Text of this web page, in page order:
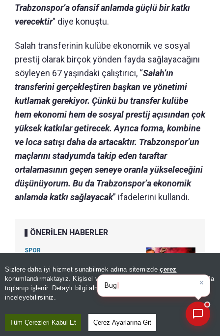
Sizlere daha iyi hizmet sunabilmek adına sitemizdeçerez
konumlandırmaktayız. Kişisel verileriniz, KVKK ve GDPR kapsamında
toplanıp işlenir. Detaylı bilgi almak için
inceleyebilirsiniz.
Tüm Çerezleri Kabul Et Çerez Ayarlarına Git
Trabzonspor’a ofansif anlamda güçlü bir katkı
verecektir" diye konuştu.
Salah transferinin kulübe ekonomik ve sosyal
prestij olarak birçok yönden fayda sağlayacağını
söyleyen 67 yaşındaki çalıştırıcı, “Salah’ın
transferini gerçekleştiren başkan ve yönetimi
kutlamak gerekiyor. Çünkü bu transfer kulübe
hem ekonomi hem de sosyal prestij açısından çok
yüksek katkılar getirecek. Ayrıca forma, kombine
ve loca satışı daha da artacaktır. Trabzonspor’un
maçlarını stadyumda takip eden taraftar
ortalamasının geçen seneye oranla yükseleceğini
düşünüyorum. Bu da Trabzonspor’a ekonomik
anlamda katkı sağlayacak” ifadelerini kullandı.
ÖNERİLEN HABERLER
SPOR
ilk günden başladı: Yok
satıyor!
Mohamed Salah şaşkınlığını
×
Bugünün öne çıkan manşetleri
ve gelişmeleri nel